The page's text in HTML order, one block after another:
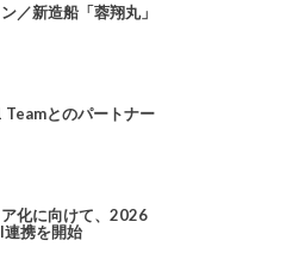
／新造船「蓉翔丸」
Teamとのパートナー
ア化に向けて、2026
携を開始